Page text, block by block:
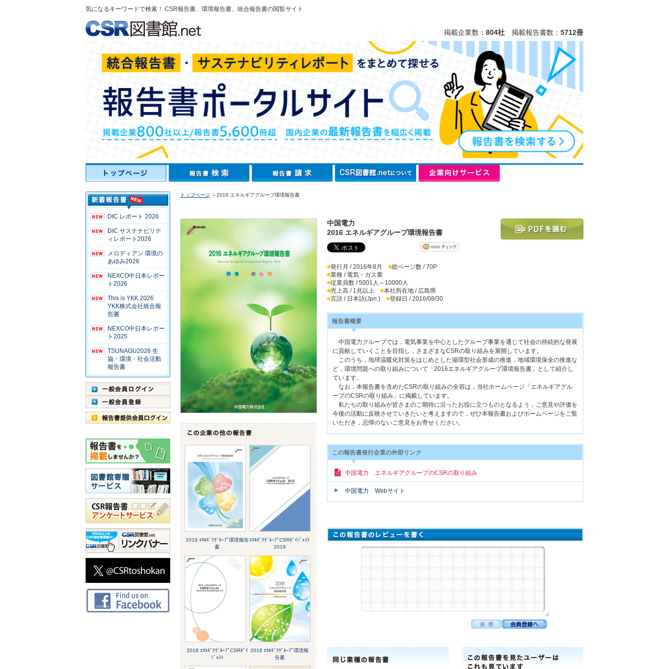
気になるキーワードで検索！ CSR報告書、環境報告書、統合報告書の閲覧サイト
掲載企業数： 804社 掲載報告書数： 5712冊
DIC レポート 2026
DIC サステナビリテ
ィレポート2026
メロディアン 環境の
あゆみ2026
NEXCO中日本レポー
ト2026
This is YKK 2026
YKK株式会社統合報
告書
NEXCO中日本レポー
ト2025
TSUNAGU2026 生
協・環境・社会活動
報告書
トップページ ＞2016 エネルギアグループ環境報告書
2019 ｴﾈﾙｷﾞｱｸﾞﾙｰﾌﾟ環境報告
書
ｴﾈﾙｷﾞｱｸﾞﾙｰﾌﾟCSRﾀﾞｲｼﾞｪｽﾄ
2019
2018 ｴﾈﾙｷﾞｱｸﾞﾙｰﾌﾟCSRﾀﾞｲ
ｼﾞｪｽﾄ
2018 ｴﾈﾙｷﾞｱｸﾞﾙｰﾌﾟ環境報
告書
中国電力
2016 エネルギアグループ環境報告書
■発行月 / 2016年8月 ■総ページ数 / 70P
■業種 / 電気・ガス業
■従業員数 / 5001人～10000人
■売上高 / 1兆以上 ■本社所在地 / 広島県
■言語 / 日本語(Jpn.) ■登録日 / 2016/08/30
報告書概要
中国電力グループでは，電気事業を中心としたグループ事業を通じて社会の持続的な発展
に貢献していくことを目指し，さまざまなCSRの取り組みを展開しています。
このうち，地球温暖化対策をはじめとした循環型社会形成の推進，地域環境保全の推進な
ど，環境問題への取り組みについて「2016エネルギアグループ環境報告書」として紹介し
ています。
なお，本報告書を含めたCSRの取り組みの全容は，当社ホームページ「エネルギアグル
ープのCSRの取り組み」に掲載しています。
私たちの取り組みが皆さまのご期待に沿ったお役に立つものとなるよう，ご意見や評価を
今後の活動に反映させていきたいと考えますので，ぜひ本報告書およびホームページをご覧
いただき，忌憚のないご意見をお寄せください。
この報告書発行企業の外部リンク
中国電力 エネルギアグループのCSRの取り組み
中国電力 Webサイト